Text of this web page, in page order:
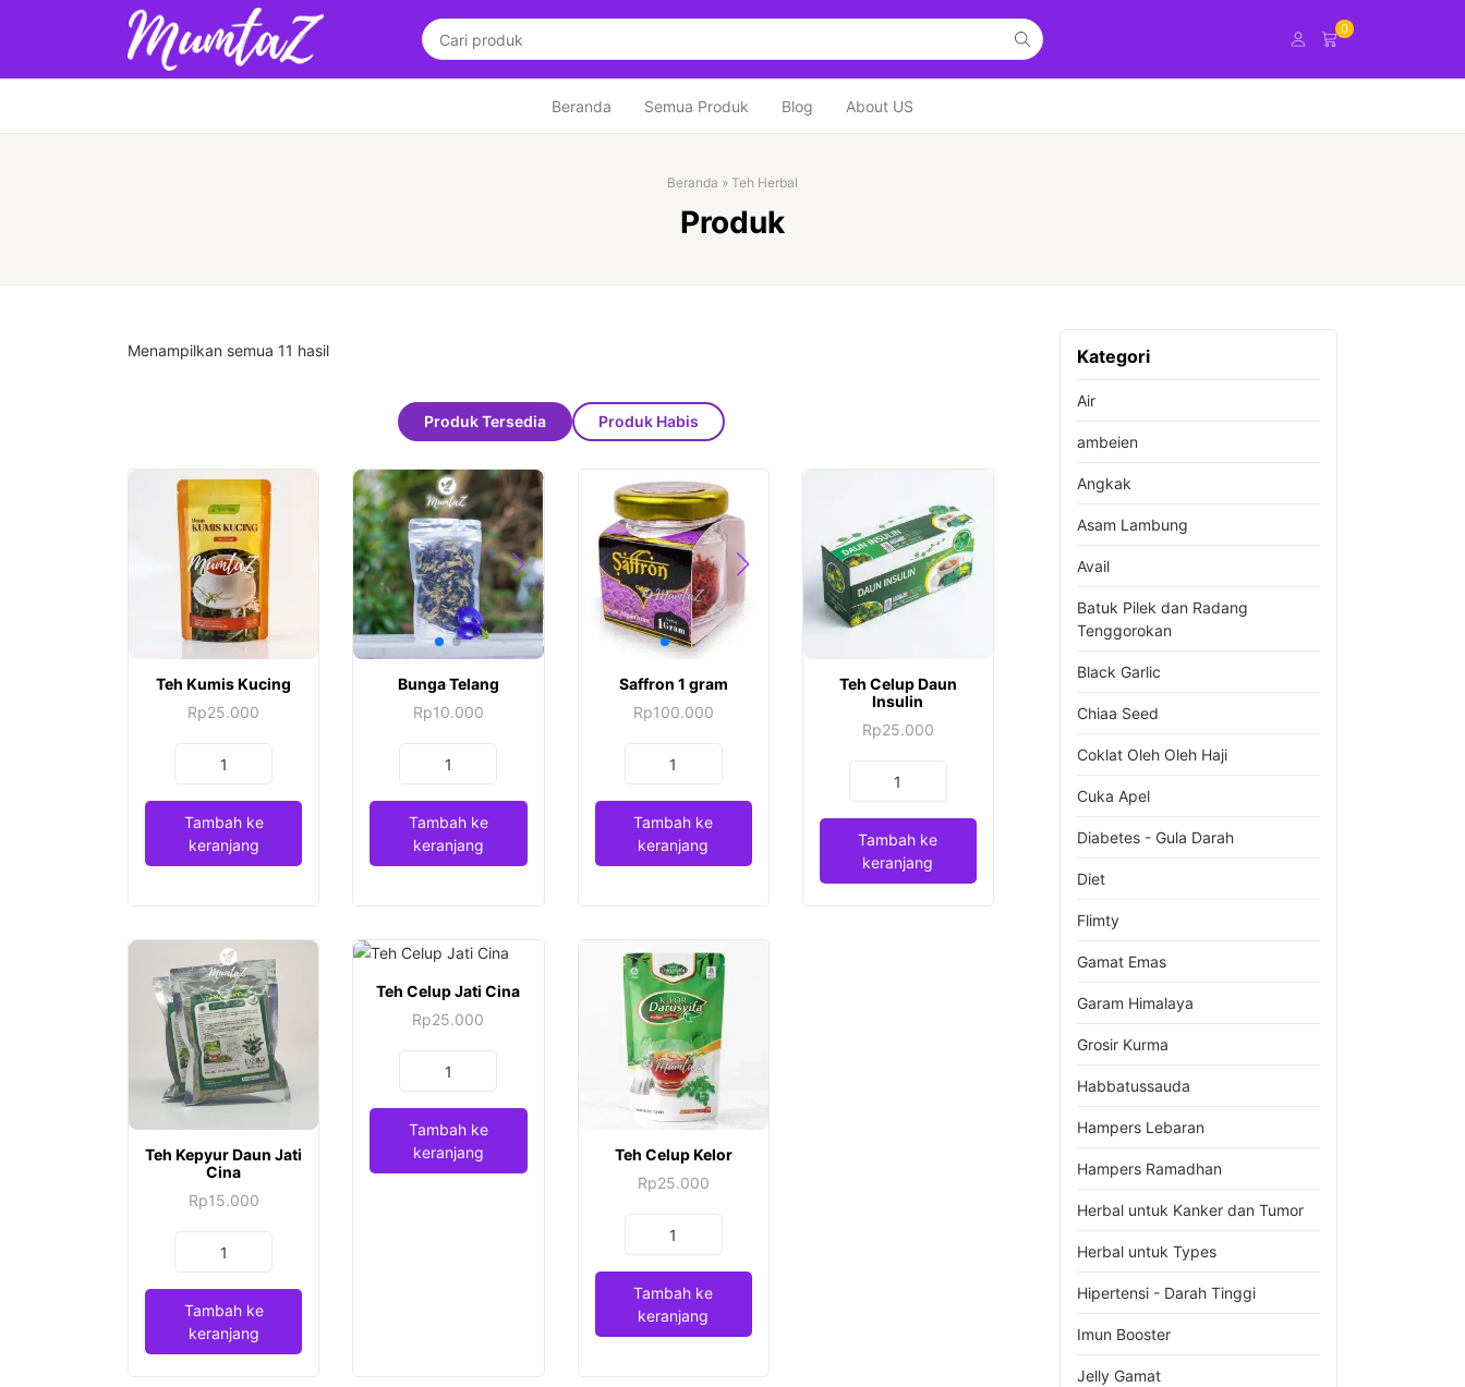
0
Beranda Semua Produk Blog About US
Beranda » Teh Herbal
Produk
Menampilkan semua 11 hasil
Produk Tersedia Produk Habis
Teh Kumis Kucing
Rp25.000
Kuantitas
Teh
Kumis
Kucing
Tambah ke
keranjang
Bunga Telang
Rp10.000
Kuantitas
Bunga
Telang
Tambah ke
keranjang
Saffron 1 gram
Rp100.000
Kuantitas
Saffron
1
gram
Tambah ke
keranjang
Teh Celup Daun
Insulin
Rp25.000
Kuantitas
Teh
Celup
Daun
Tambah ke
keranjang
Teh Kepyur Daun Jati
Cina
Rp15.000
Kuantitas
Teh
Kepyur
Daun
Cina
Tambah ke
keranjang
Teh Celup Jati Cina
Rp25.000
Kuantitas
Teh
Celup
Jati
Tambah ke
keranjang
Teh Celup Kelor
Rp25.000
Kuantitas
Teh
Celup
Kelor
Tambah ke
keranjang
Kategori
Air
ambeien
Angkak
Asam Lambung
Avail
Batuk Pilek dan Radang
Tenggorokan
Black Garlic
Chiaa Seed
Coklat Oleh Oleh Haji
Cuka Apel
Diabetes - Gula Darah
Diet
Flimty
Gamat Emas
Garam Himalaya
Grosir Kurma
Habbatussauda
Hampers Lebaran
Hampers Ramadhan
Herbal untuk Kanker dan Tumor
Herbal untuk Types
Hipertensi - Darah Tinggi
Imun Booster
Jelly Gamat